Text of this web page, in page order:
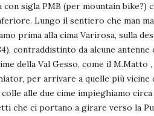
sigla PMB (per mountain bike?)
Lungo il sentiero che man
prima alla cima Varirosa, sulla
contraddistinto da alcune antenne
della Val Gesso, come il M.Matto ,
per arrivare a quelle più vicine
alle due cime impieghiamo circa
che ci portano a girare verso la